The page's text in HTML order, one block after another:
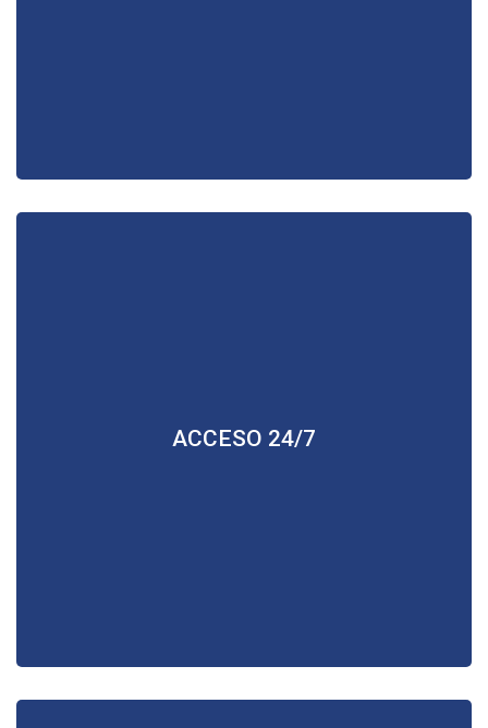
ACCESO 24/7
Aprende o repasa tus clases a la hora que quieras desde
donde tú elijas.